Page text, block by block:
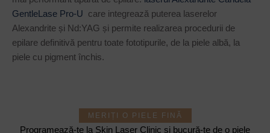
GentleLase Pro-U care integrează puterea laserelor
Alexandrite și Nd:YAG și permite realizarea procedurii de
epilare definitivă pentru toate fototipurile, de la piele albă, la
piele cu pigment închis.
MERIȚI O PIELE FINĂ
Programează-te la Skin Laser Clinic și bucură-te de o piele